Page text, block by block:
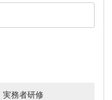
実務者研修